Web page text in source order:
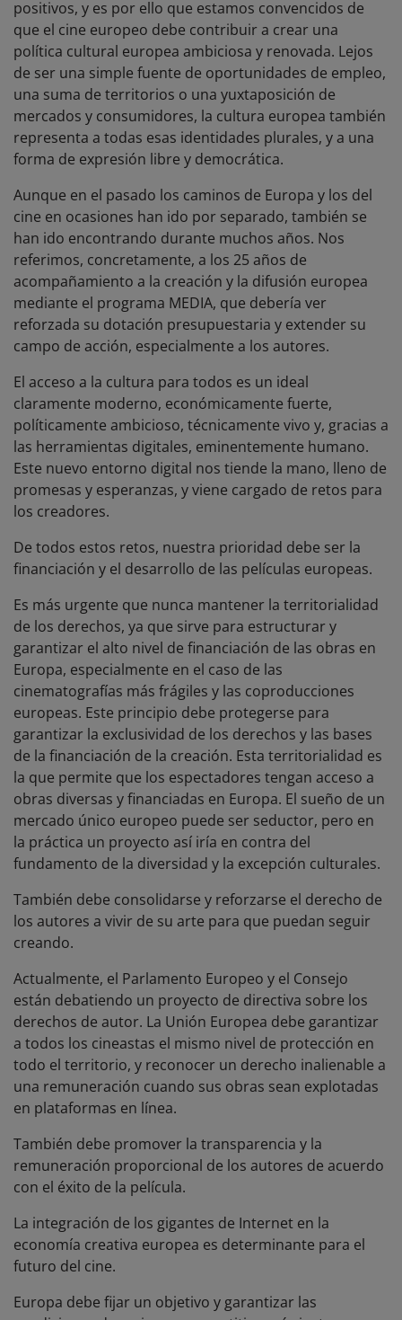
positivos, y es por ello que estamos convencidos de
que el cine europeo debe contribuir a crear una
política cultural europea ambiciosa y renovada. Lejos
de ser una simple fuente de oportunidades de empleo,
una suma de territorios o una yuxtaposición de
mercados y consumidores, la cultura europea también
representa a todas esas identidades plurales, y a una
forma de expresión libre y democrática.
Aunque en el pasado los caminos de Europa y los del
cine en ocasiones han ido por separado, también se
han ido encontrando durante muchos años. Nos
referimos, concretamente, a los 25 años de
acompañamiento a la creación y la difusión europea
mediante el programa MEDIA, que debería ver
reforzada su dotación presupuestaria y extender su
campo de acción, especialmente a los autores.
El acceso a la cultura para todos es un ideal
claramente moderno, económicamente fuerte,
políticamente ambicioso, técnicamente vivo y, gracias a
las herramientas digitales, eminentemente humano.
Este nuevo entorno digital nos tiende la mano, lleno de
promesas y esperanzas, y viene cargado de retos para
los creadores.
De todos estos retos, nuestra prioridad debe ser la
financiación y el desarrollo de las películas europeas.
Es más urgente que nunca mantener la territorialidad
de los derechos, ya que sirve para estructurar y
garantizar el alto nivel de financiación de las obras en
Europa, especialmente en el caso de las
cinematografías más frágiles y las coproducciones
europeas. Este principio debe protegerse para
garantizar la exclusividad de los derechos y las bases
de la financiación de la creación. Esta territorialidad es
la que permite que los espectadores tengan acceso a
obras diversas y financiadas en Europa. El sueño de un
mercado único europeo puede ser seductor, pero en
la práctica un proyecto así iría en contra del
fundamento de la diversidad y la excepción culturales.
También debe consolidarse y reforzarse el derecho de
los autores a vivir de su arte para que puedan seguir
creando.
Actualmente, el Parlamento Europeo y el Consejo
están debatiendo un proyecto de directiva sobre los
derechos de autor. La Unión Europea debe garantizar
a todos los cineastas el mismo nivel de protección en
todo el territorio, y reconocer un derecho inalienable a
una remuneración cuando sus obras sean explotadas
en plataformas en línea.
También debe promover la transparencia y la
remuneración proporcional de los autores de acuerdo
con el éxito de la película.
La integración de los gigantes de Internet en la
economía creativa europea es determinante para el
futuro del cine.
Europa debe fijar un objetivo y garantizar las